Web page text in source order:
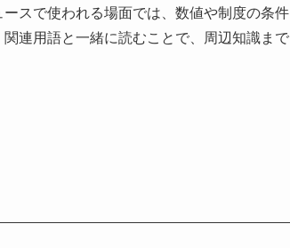
スで使われる場面では、数値や制度の条件
連用語と一緒に読むことで、周辺知識まで